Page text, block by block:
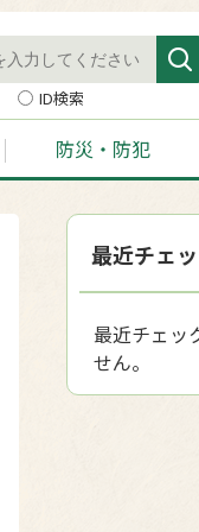
ID検索
防災・防犯
最近チェ
最近チェッ
せん。